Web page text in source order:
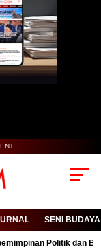
SENI BUDAYA
Politik dan Birokrasi